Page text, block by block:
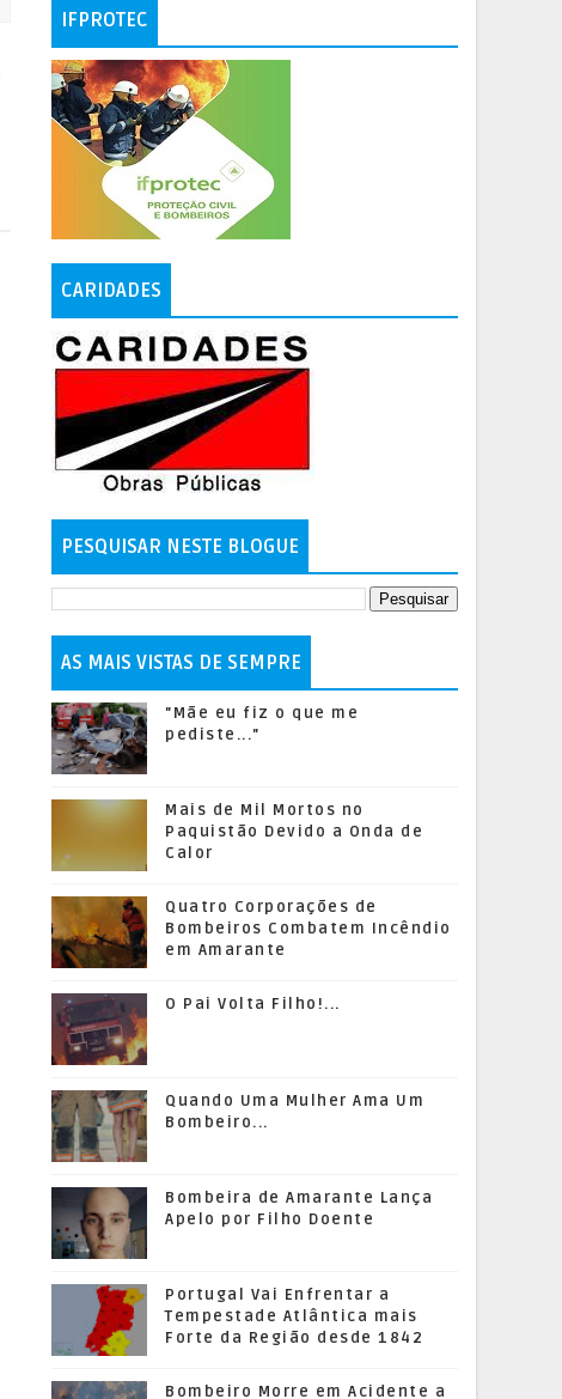
IFPROTEC
CARIDADES
PESQUISAR NESTE BLOGUE
AS MAIS VISTAS DE SEMPRE
"Mãe eu fiz o que me
pediste..."
Mais de Mil Mortos no
Paquistão Devido a Onda de
Calor
Quatro Corporações de
Bombeiros Combatem Incêndio
em Amarante
O Pai Volta Filho!...
Quando Uma Mulher Ama Um
Bombeiro...
Bombeira de Amarante Lança
Apelo por Filho Doente
Portugal Vai Enfrentar a
Tempestade Atlântica mais
Forte da Região desde 1842
Bombeiro Morre em Acidente a